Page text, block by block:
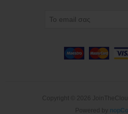
Copyright © 2026
Powered by